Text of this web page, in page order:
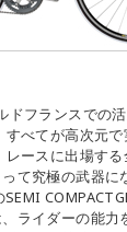
ドフランスでの
べてが高次元
ースに出場す
て究極の武器
ライダーの能